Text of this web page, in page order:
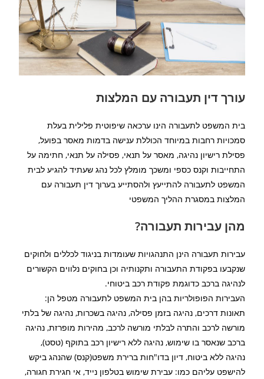
עורך דין תעבורה עם המלצות
בית המשפט לתעבורה הינו ערכאה שיפוטית פלילית בעלת
סמכויות רחבות במיוחד הכוללת ענישה בדמות מאסר בפועל,
פסילת רישיון נהיגה, מאסר על תנאי, פסילה על תנאי, חתימה על
התחייבות וקנס כספי ומשכך מומלץ לכל נהג שעתיד להגיע לבית
המשפט לתעבורה להתייעץ ולהסתייע בערוך דין תעבורה עם
המלצות במסגרת ההליך המשפטי
מהן עבירות תעבורה?
עבירות תעבורה הינן התנהגויות שעומדות בניגוד לכללים ולחוקים
שנקבעו בפקודת התעבורה ותקנותיה וכן בחוקים נלווים הקשורים
לנהיגה ברכב כדוגמת פקודת רכב ביטוחי.
העבירות הפופולריות בהן בית המשפט לתעבורה מטפל הן:
תאונות דרכים, נהיגה בזמן פסילה, נהיגה בשכרות, נהיגה של בלתי
מורשה לרכב והתרה לבלתי מורשה לרכב, מהירות מופרזת, נהיגה
ברכב שנאסר בו שימוש, נהיגה ללא רישיון רכב בתוקף (טסט),
נהיגה ללא ביטוח, דיון בדו"חות ברירת משפט(קנס) שהנהג ביקש
להישפט עליהם כמו: עבירת שימוש בטלפון נייד, אי חגירת חגורה,